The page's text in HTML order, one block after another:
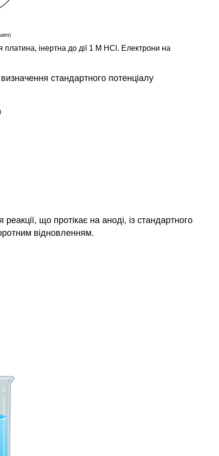
інертна до дії 1 М HCl. Електрони на
стандартного потенціалу
що протікає на аноді, із стандартного
відновленням.